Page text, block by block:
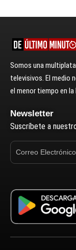
Somos una
televisivos. El medio
el menor tiempo en
Newsletter
Suscríbete a